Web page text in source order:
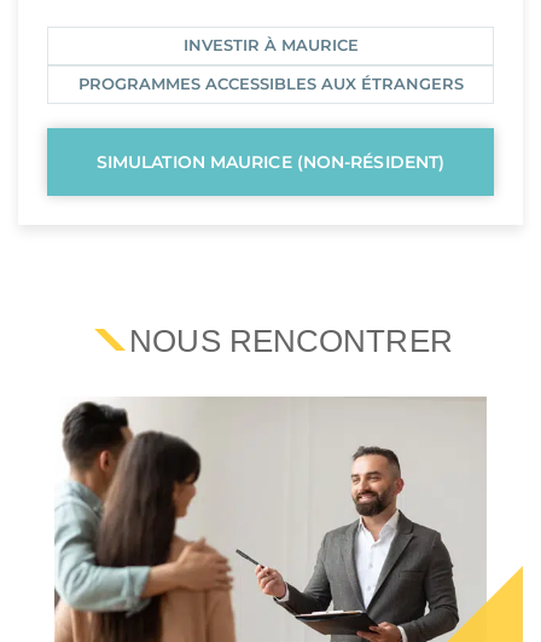
INVESTIR À MAURICE
PROGRAMMES ACCESSIBLES AUX ÉTRANGERS
SIMULATION MAURICE (NON-RÉSIDENT)
NOUS RENCONTRER